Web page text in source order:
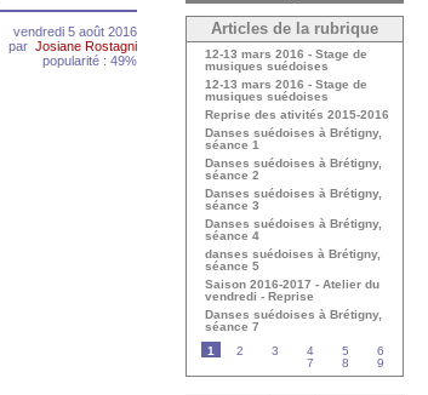
vendredi 5 août 2016
par Josiane Rostagni
popularité : 49%
Articles de la rubrique
12-13 mars 2016 - Stage de
musiques suédoises
12-13 mars 2016 - Stage de
musiques suédoises
Reprise des ativités 2015-2016
Danses suédoises à Brétigny,
séance 1
Danses suédoises à Brétigny,
séance 2
Danses suédoises à Brétigny,
séance 3
Danses suédoises à Brétigny,
séance 4
danses suédoises à Brétigny,
séance 5
Saison 2016-2017 - Atelier du
vendredi - Reprise
Danses suédoises à Brétigny,
séance 7
1
2 3 4 5
6
7
8 9